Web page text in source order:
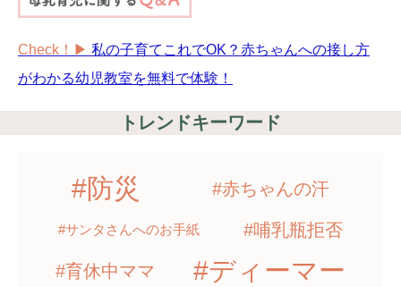
Check！▶︎ 私の子育てこれでOK？赤ちゃんへの接し方
がわかる幼児教室を無料で体験！
トレンドキーワード
#防災 #赤ちゃんの汗
#サンタさんへのお手紙 #哺乳瓶拒否
#育休中ママ #ディーマー